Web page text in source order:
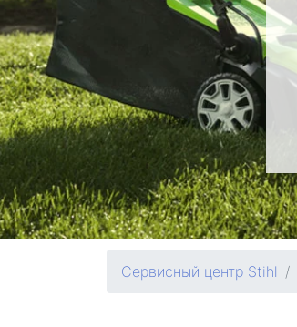
Сервисный центр Stihl